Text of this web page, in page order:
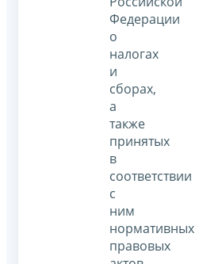
Федерации
о
налогах
и
сборах,
а
также
принятых
в
соответствии
с
ним
нормативных
правовых